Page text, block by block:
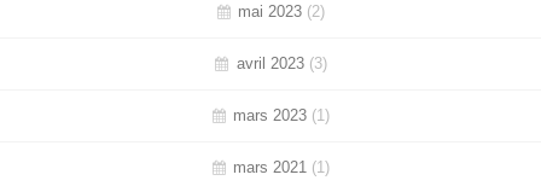
mai 2023 (2)
avril 2023(3)
mars 2023 (1)
mars 2021 (1)